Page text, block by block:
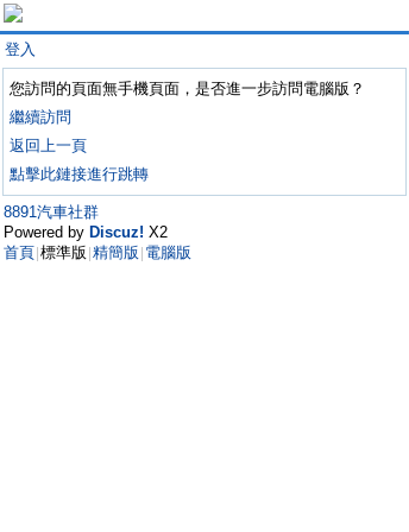
登入
您訪問的頁面無手機頁面，是否進一步訪問電腦版？
繼續訪問
返回上一頁
點擊此鏈接進行跳轉
8891汽車社群
Powered by Discuz! X2
首頁 標準版 精簡版 電腦版